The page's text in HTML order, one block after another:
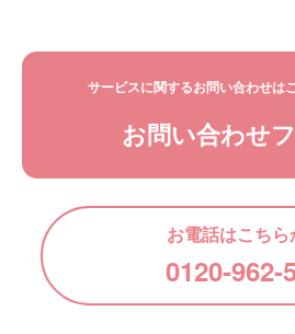
サービスに関するお問い合わせは
お問い合わせ
お電話はこちら
0120-962-